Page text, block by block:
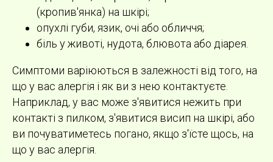
(кропив'янка) на шкірі;
опухлі губи, язик, очі або обличчя;
біль у животі, нудота, блювота або діарея.
Симптоми варіюються в залежності від того, на
що у вас алергія і як ви з нею контактуєте.
Наприклад, у вас може з'явитися нежить при
контакті з пилком, з'явитися висип на шкірі, або
ви почуватиметесь погано, якщо з'їсте щось, на
що у вас алергія.